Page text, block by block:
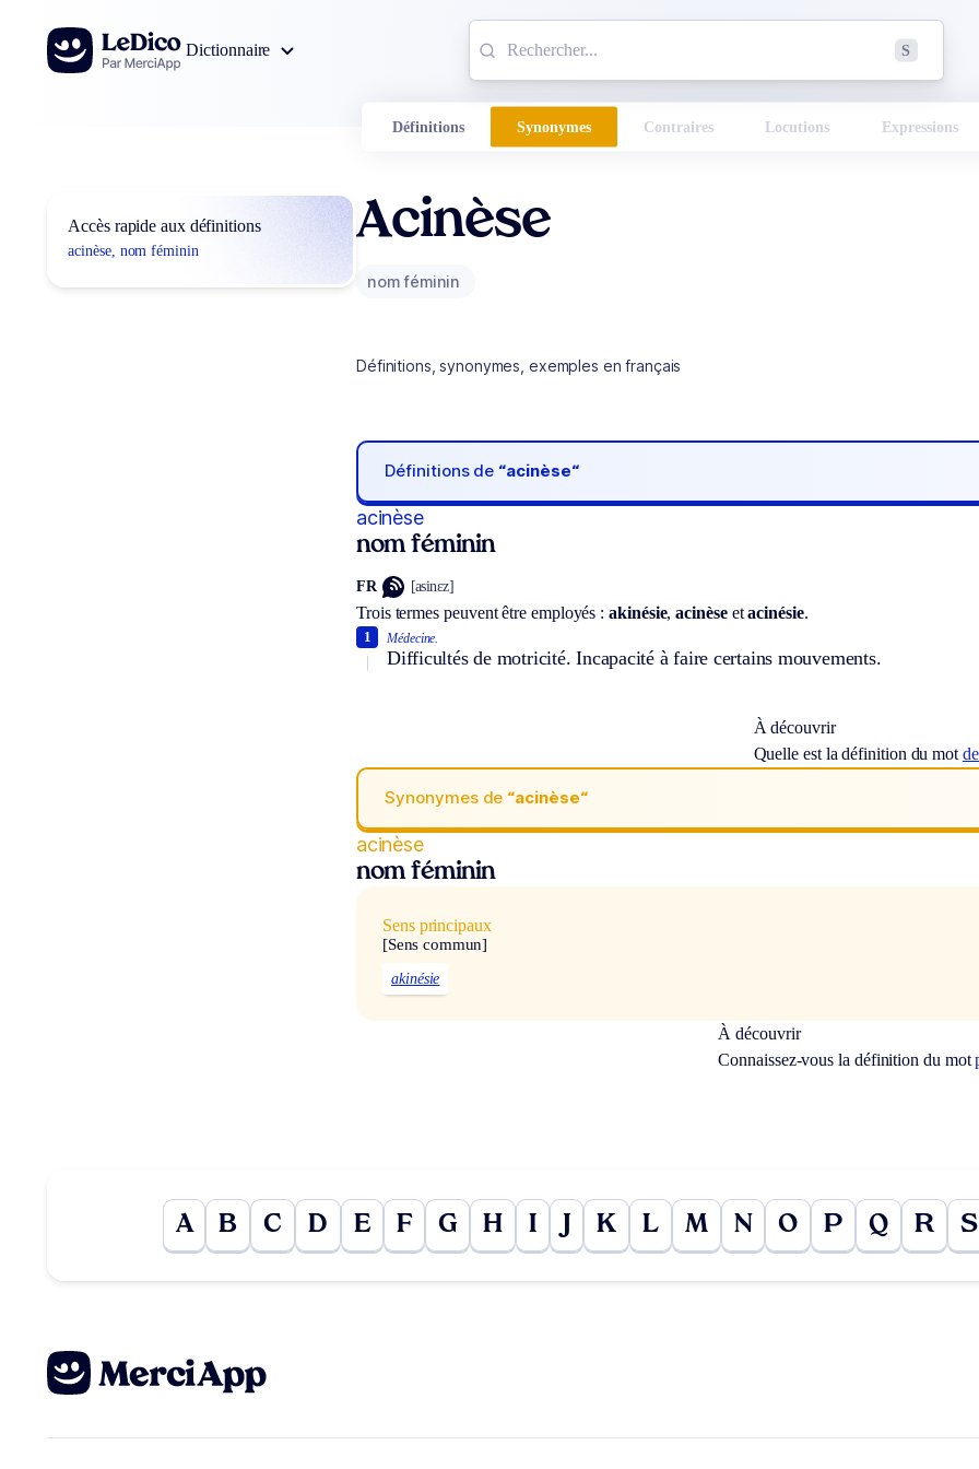
Aller au contenu
Dictionnaire
S
Définitions Synonymes Contraires Locutions Expressions
Accès rapide aux définitions
acinèse, nom féminin
Acinèse
nom féminin
Définitions, synonymes, exemples en français
Définitions de “acinèse“
acinèse
nom féminin
FR [asinɛz]
Trois termes peuvent être employés :akinésie,acinèseetacinésie.
Médecine.
Difficultés de motricité. Incapacité à faire certains mouvements.
1
À découvrir
Quelle est la définition du mot
Synonymes de “acinèse“
acinèse
nom féminin
Sens principaux
[Sens commun]
akinésie
À découvrir
Connaissez-vous la définition du mot
A B C D E F G H I J K L M N O P Q R S